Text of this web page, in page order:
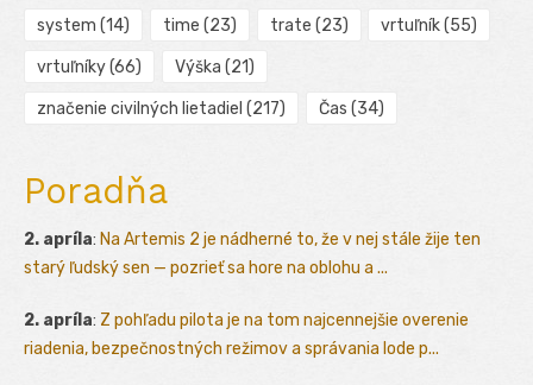
system (14) time (23) trate (23) vrtuľník(55)
vrtuľníky(66) Výška (21)
značenie civilných lietadiel (217) Čas (34)
Poradňa
2. apríla: Na Artemis 2 je nádherné to, že v nej stále žije ten
starý ľudský sen — pozrieť sa hore na oblohu a ...
2. apríla: Z pohľadu pilota je na tom najcennejšie overenie
riadenia, bezpečnostných režimov a správania lode p...